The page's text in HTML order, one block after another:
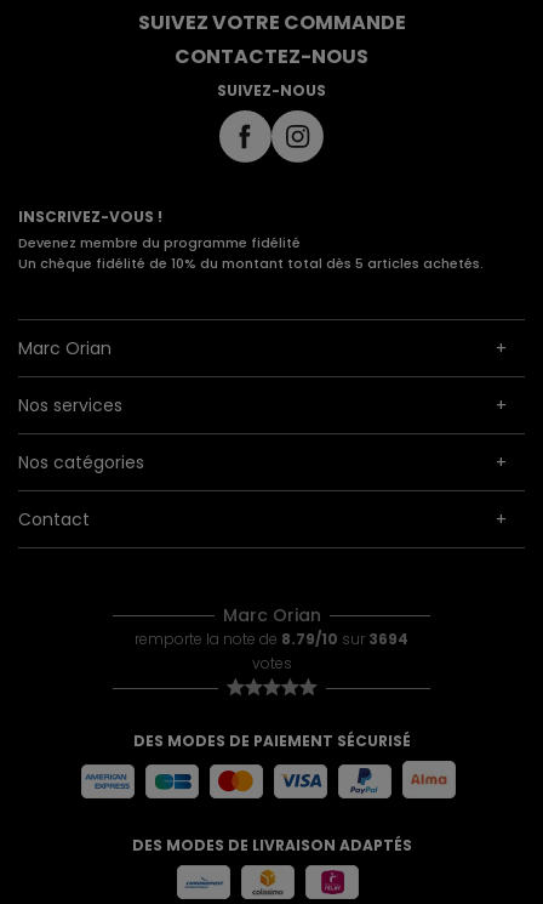
SUIVEZ VOTRE COMMANDE
CONTACTEZ-NOUS
SUIVEZ-NOUS
INSCRIVEZ-VOUS !
Devenez membre du programme fidélité
Un chèque fidélité de 10% du montant total dès 5 articles achetés.
Marc Orian
Nos services
Nos catégories
Contact
Marc Orian
remporte la note de 8.79/10 sur 3694
votes
DES MODES DE PAIEMENT SÉCURISÉ
DES MODES DE LIVRAISON ADAPTÉS